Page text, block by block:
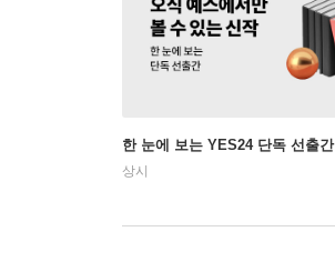
한 눈에 보는 YES24 단독 선출간
상시